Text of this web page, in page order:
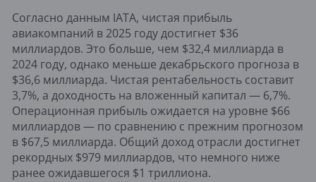
Согласно данным IATA, чистая прибыль
авиакомпаний в 2025 году достигнет $36
миллиардов. Это больше, чем $32,4 миллиарда в
2024 году, однако меньше декабрьского прогноза в
$36,6 миллиарда. Чистая рентабельность составит
3,7%, а доходность на вложенный капитал — 6,7%.
Операционная прибыль ожидается на уровне $66
миллиардов — по сравнению с прежним прогнозом
в $67,5 миллиарда. Общий доход отрасли достигнет
рекордных $979 миллиардов, что немного ниже
ранее ожидавшегося $1 триллиона.